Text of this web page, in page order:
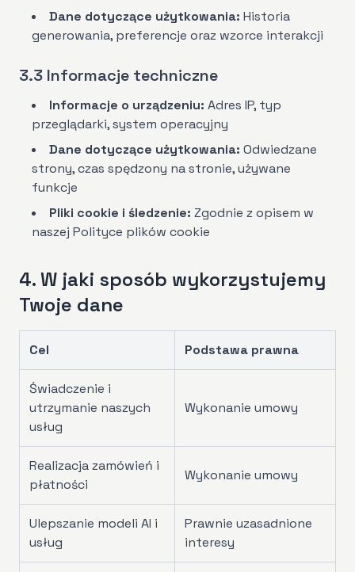
Dane dotyczące użytkowania: Historia
generowania, preferencje oraz wzorce interakcji
3.3 Informacje techniczne
Informacje o urządzeniu: Adres IP, typ
przeglądarki, system operacyjny
Dane dotyczące użytkowania: Odwiedzane
strony, czas spędzony na stronie, używane
funkcje
Pliki cookie i śledzenie: Zgodnie z opisem w
naszej Polityce plików cookie
4. W jaki sposób wykorzystujemy
Twoje dane
Cel Podstawa prawna
Świadczenie i
utrzymanie naszych
usług
Wykonanie umowy
Realizacja zamówień i
płatności
Wykonanie umowy
Ulepszanie modeli AI i
usług
Prawnie uzasadnione
interesy